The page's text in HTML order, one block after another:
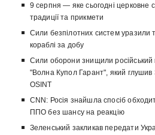
9 серпня — яке сьогодні церковне
традиції та прикмети
Сили безпілотних систем уразили
кораблі за добу
Сили оборони знищили
"Волна Купол Гарант", який
OSINT
CNN: Росія знайшла спосіб
ППО без шансу на реакцію
Зеленський закликав передати